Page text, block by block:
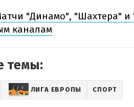
"Динамо", "Шахтера" и
каналам
темы:
ЛИГА ЕВРОПЫ СПОРТ